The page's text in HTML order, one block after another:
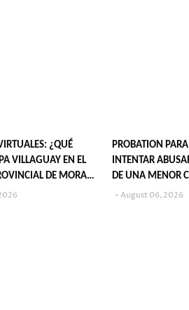
¿QUÉ
VILLAGUAY EN EL
DE MORA
PROBATION
INTENTAR
DE UNA MENOR
August 06, 2026